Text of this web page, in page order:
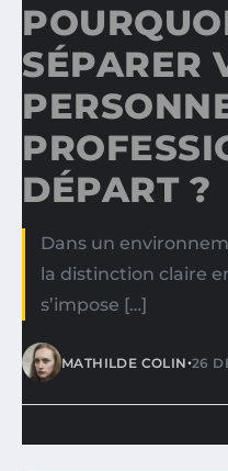
SÉPARER
DÉPART ?
Dans un
la distinction claire
s’impose […]
MATHILDE COLIN•26